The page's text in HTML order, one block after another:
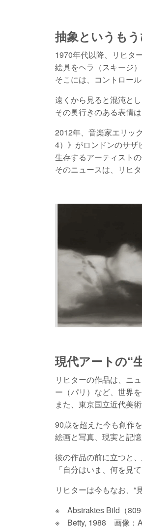
抽象というも
1970年代以降、リヒタ
絵具をヘラ（スキージ
そこには、コントロー
遠くから見ると混沌と
その奥行きのある表情
2012年、音楽家エリッ
4）》がロンドンのサザ
生存するアーティスト
そのニュースは、リヒ
現代アートの“
リヒターの作品は、ニ
ー（パリ）など、世界
また、東京国立近代美
90歳を超えた今も創作
絵画と写真、現実と記
彼の作品の前に立つと
「自分はいま、何を見
リヒターは今もなお、“
※ Abstraktes Bild（
※ Betty, 1988 画像：